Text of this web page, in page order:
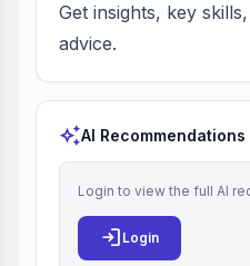
Get insights, key
advice.
auto_awesomeAI Recommendations
Login to view the full AI
login Login